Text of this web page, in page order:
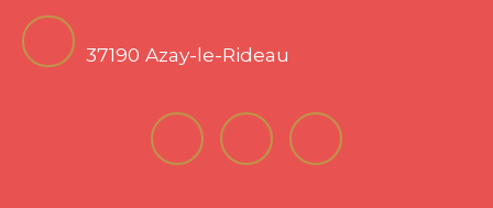
37190 Azay-le-Rideau